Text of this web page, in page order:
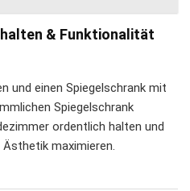
& Funktionalität
und einen Spiegelschrank mit
Spiegelschrank
ordentlich halten und
maximieren.